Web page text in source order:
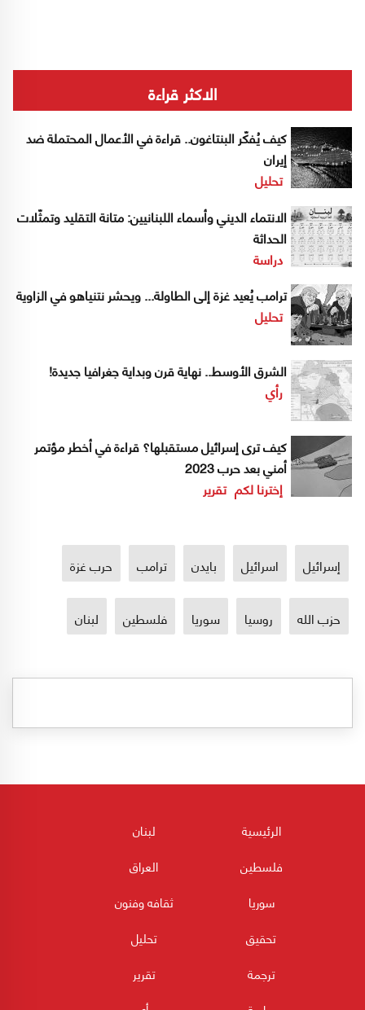
الاكثر قراءة
كيف يُفكّر البنتاغون.. قراءة في الأعمال المحتملة ضد
إيران
تحليل
الانتماء الديني وأسماء اللبنانيين: متانة التقليد وتمثّلات
الحداثة
دراسة
ترامب يُعيد غزة إلى الطاولة... ويحشر نتنياهو في الزاوية
تحليل
الشرق الأوسط.. نهاية قرن وبداية جغرافيا جديدة!
رأي
كيف ترى إسرائيل مستقبلها؟ قراءة في أخطر مؤتمر
أمني بعد حرب 2023
إخترنا لكم تقرير
إسرائيل اسرائيل بايدن ترامب حرب غزة
حزب الله روسيا سوريا فلسطين لبنان
الرئيسية
لبنان
فلسطين
العراق
سوريا
ثقافه وفنون
تحقيق
تحليل
ترجمة
تقرير